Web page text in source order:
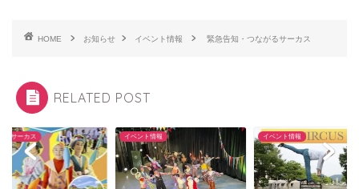
HOME お知らせ イベント情報 緊急告知・つながるサーカス
RELATED POST
るサーカス イベント情報 イベント情報